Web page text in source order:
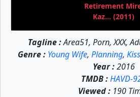
Retirement
Kaz... (2011)
Tagline :Area51, Porn, XXX,
Genre : Young Wife, Planning, Kiss
Year :2016
TMDB : HAVD-
Viewed : 190